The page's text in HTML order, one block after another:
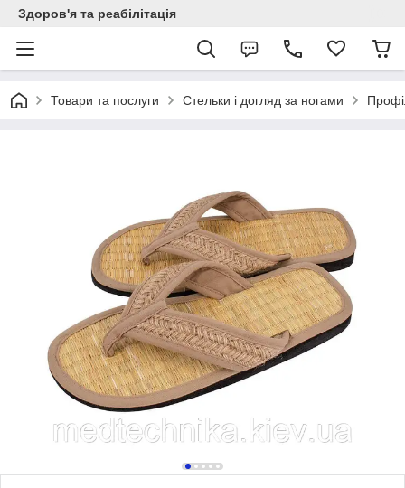
Здоров'я та реабілітація
Товари та послуги Стельки і догляд за ногами